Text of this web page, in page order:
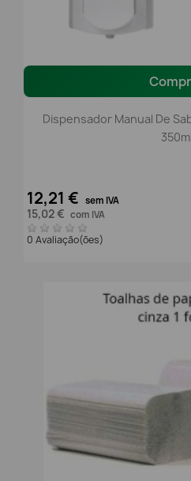
Dispensador Manual De
350ml
12,21 € sem IVA
15,02 € com IVA
0 Avaliação(ões)